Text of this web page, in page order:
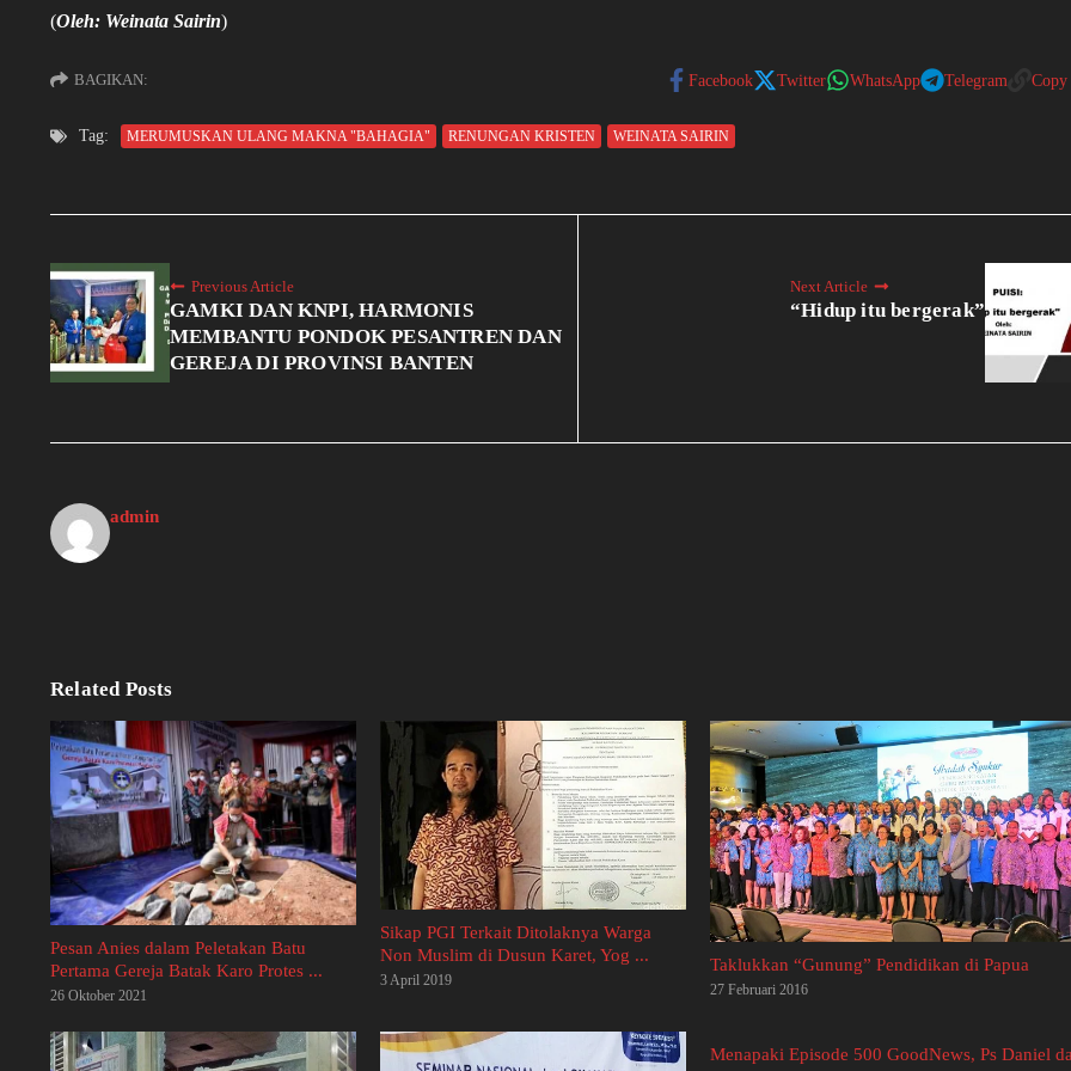
(Oleh: Weinata Sairin)
BAGIKAN: Facebook Twitter WhatsApp Telegram
Tag: MERUMUSKAN ULANG MAKNA "BAHAGIA" RENUNGAN KRISTEN WEINATA SAIRIN
Previous Article
GAMKI DAN KNPI, HARMONIS
MEMBANTU PONDOK PESANTREN DAN
GEREJA DI PROVINSI BANTEN
Next Article
“Hidup itu bergerak”
admin
Related Posts
Pesan Anies dalam Peletakan Batu
Pertama Gereja Batak Karo Protes ...
26 Oktober 2021
Sikap PGI Terkait Ditolaknya Warga
Non Muslim di Dusun Karet, Yog ...
3 April 2019
Taklukkan “Gunung” Pendidikan di Papua
27 Februari 2016
Menapaki Episode 500 GoodNews, Ps Daniel